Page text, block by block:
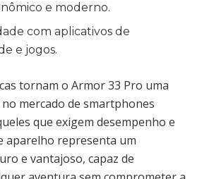
e moderno.
com aplicativos de
e jogos.
tornam o Armor 33 Pro uma
mercado de smartphones
que exigem desempenho e
aparelho representa um
e vantajoso, capaz de